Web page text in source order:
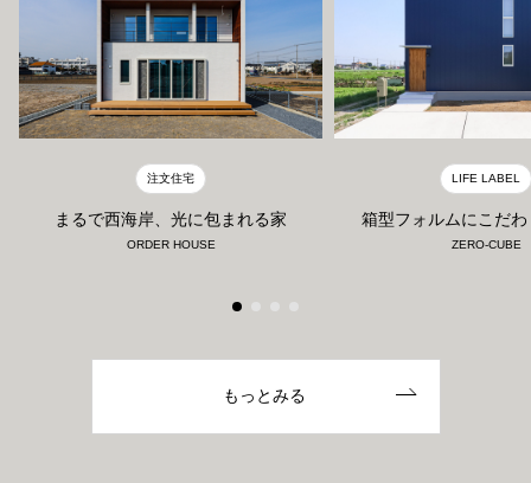
注文住宅
まるで西海岸、光に包まれる家
ORDER HOUSE
LIFE LABEL
箱型フォルムにこだ
ZERO-CUBE
もっとみる